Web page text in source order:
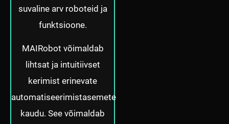
suvaline arv roboteid ja
funktsioone.
MAIRobot võimaldab
lihtsat ja intuitiivset
kerimist erinevate
automatiseerimistasemete
kaudu. See võimaldab